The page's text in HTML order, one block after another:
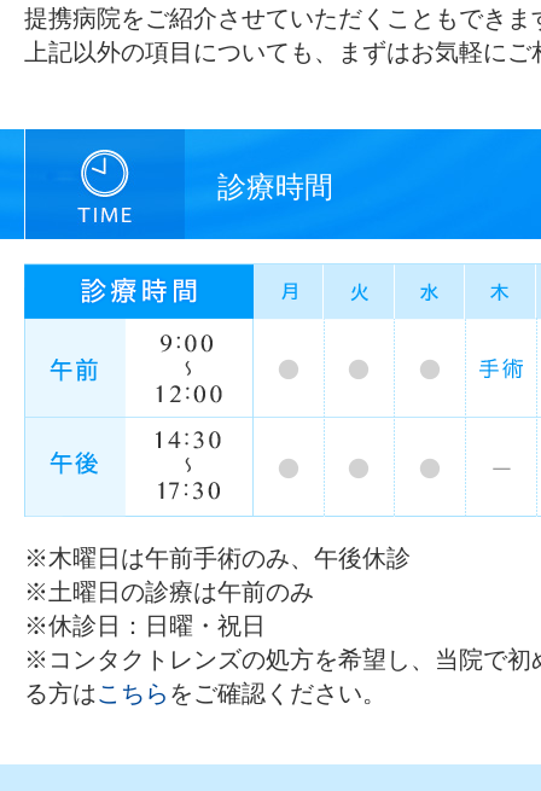
提携病院をご紹介させていただくこともできま
上記以外の項目についても、まずはお気軽に
診療時間
※木曜日は午前手術のみ、午後休診
※土曜日の診療は午前のみ
※休診日：日曜・祝日
※コンタクトレンズの処方を希望し、当院で初
る方はこちら をご確認ください。